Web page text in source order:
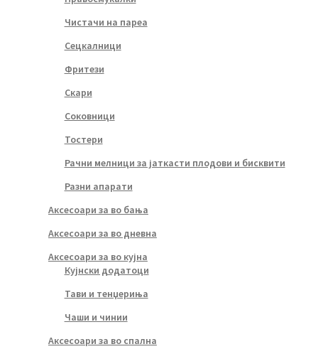
Чистачи на пареа
Сецкалници
Фритези
Скари
Соковници
Тостери
Рачни мелници за јаткасти плодови и бисквити
Разни апарати
Аксесоари за во бања
Аксесоари за во дневна
Аксесоари за во кујна
Кујнски додатоци
Тави и тенџериња
Чаши и чинии
Аксесоари за во спална